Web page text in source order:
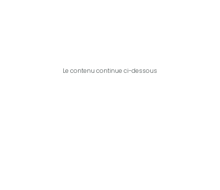
Le contenu continue ci-dessous